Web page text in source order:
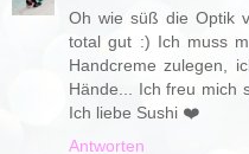
Oh wie süß die Optik
total gut :) Ich muss
Handcreme zulegen,
Hände... Ich freu mich
Ich liebe Sushi ❤️
Antworten